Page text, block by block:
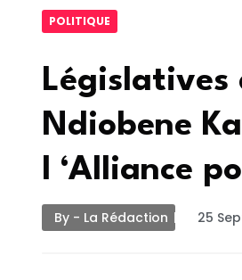
POLITIQUE
Législatives
Ndiobene
l ‘Alliance
By - La Rédaction 25